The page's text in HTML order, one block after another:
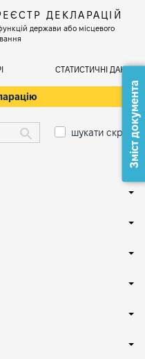
ДЕКЛАРАЦІЙ
держави або місцевого
СТАТИСТИЧНІ ДАНІ
шукати скрізьЗміст документа